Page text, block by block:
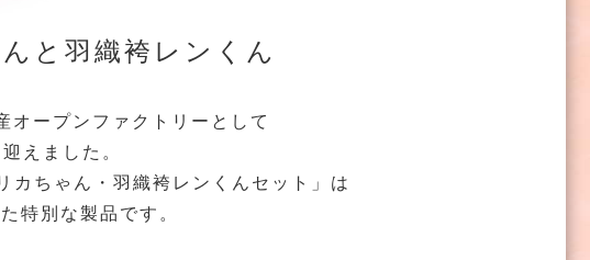
と羽織袴レンくん
オープンファクトリーとして
えました。
カちゃん・羽織袴レンくんセット」は
特別な製品です。